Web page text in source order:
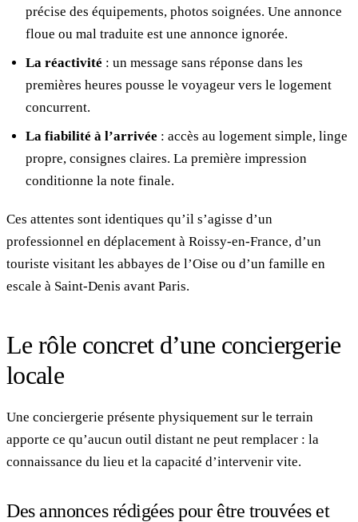
précise des équipements, photos soignées. Une annonce
floue ou mal traduite est une annonce ignorée.
La réactivité : un message sans réponse dans les
premières heures pousse le voyageur vers le logement
concurrent.
La fiabilité à l’arrivée : accès au logement simple, linge
propre, consignes claires. La première impression
conditionne la note finale.
Ces attentes sont identiques qu’il s’agisse d’un
professionnel en déplacement à Roissy-en-France, d’un
touriste visitant les abbayes de l’Oise ou d’un famille en
escale à Saint-Denis avant Paris.
Le rôle concret d’une conciergerie
locale
Une conciergerie présente physiquement sur le terrain
apporte ce qu’aucun outil distant ne peut remplacer : la
connaissance du lieu et la capacité d’intervenir vite.
Des annonces rédigées pour être trouvées et